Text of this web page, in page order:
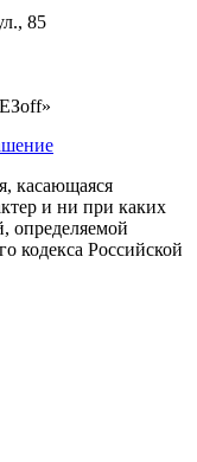
85
касающаяся
и ни при каких
определяемой
кодекса Российской